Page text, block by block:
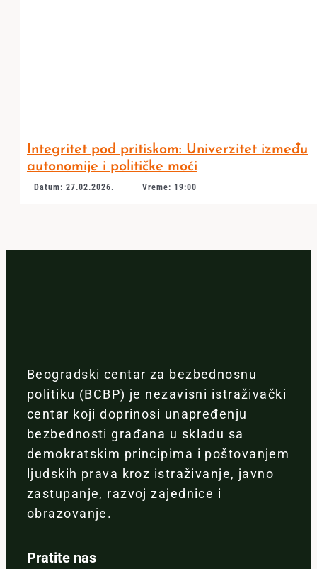
Integritet pod pritiskom: Univerzitet između
autonomije i političke moći
Datum: 27.02.2026. Vreme: 19:00
Beogradski centar za bezbednosnu
politiku (BCBP) je nezavisni istraživački
centar koji doprinosi unapređenju
bezbednosti građana u skladu sa
demokratskim principima i poštovanjem
ljudskih prava kroz istraživanje, javno
zastupanje, razvoj zajednice i
obrazovanje.
Pratite nas